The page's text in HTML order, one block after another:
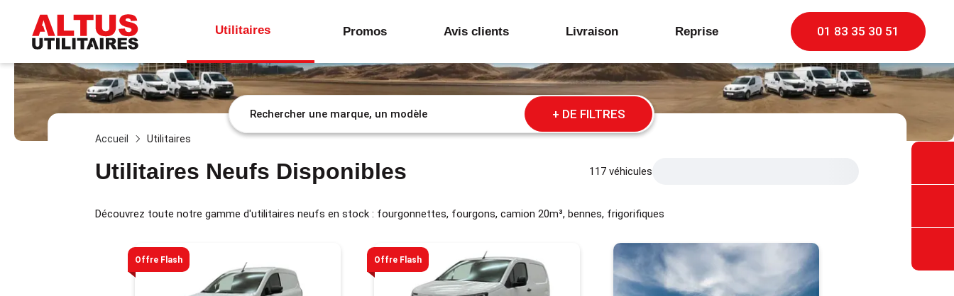
Utilitaires Promos Avis clients Livraison Reprise 01 83 35 30 51
+ DE FILTRES
Accueil Utilitaires
Utilitaires Neufs Disponibles 117 véhicules
Découvrez toute notre gamme d'utilitaires neufs en stock : fourgonnettes, fourgons, camion 20m³, bennes, frigorifiques
Offre Flash Offre Flash